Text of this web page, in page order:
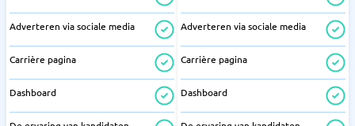
Adverteren via sociale media
Carrière pagina
Dashboard
Adverteren via sociale media
Carrière pagina
Dashboard